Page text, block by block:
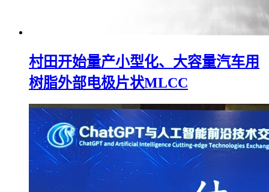
村田开始量产小型化、大容量汽车用
树脂外部电极片状MLCC